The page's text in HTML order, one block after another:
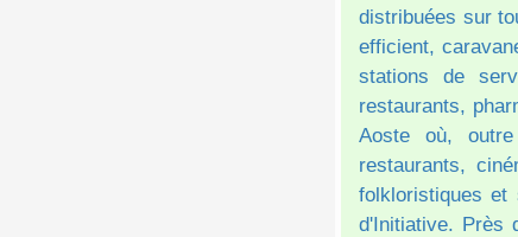
distribuées sur
efficient,
stations de
restaurants,
Aoste où,
restaurants,
folkloristiques et
d'Initiative. Près